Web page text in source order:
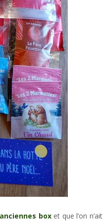
boxet que l’on n’ait